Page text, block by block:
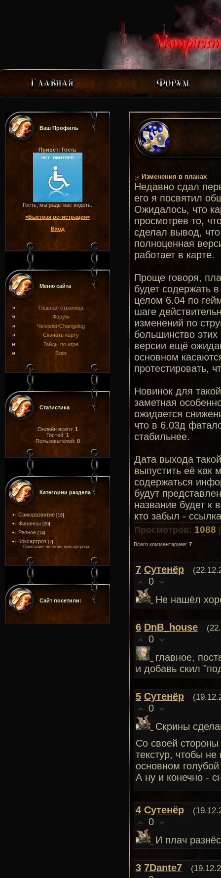
Ваш Профиль
Привет: Гость
Гость, мы рады вас видеть.
>Быстрая регистрация<
Вход
Меню сайта
Главная страница
Форум
Ченжлог/Changelog
Скачать карту
Гайды по игре
Блог
Статистика
Онлайн всего: 1
Гостей: 1
Пользователей: 0
Категории раздела
Саморазвитие [16]
Финансы [20]
Разное [14]
Коксартроз [2]
Описание лечения коксартроза
Сайт посетили:
Изменения в планах
Недавно сдал
его я посвятил
Ожидалось, что
просмотрев то,
сделал вывод,
полноценная
работает в карте.
Проще говоря,
будет содержать
целом 6.04 по
шаге
изменений по
большинство
версии ещё
основном
протестировать,
Новинок для
заметная
ожидается
что в 6.03д
стабильнее.
Дата выхода
выпустить её как
содержаться
будут
название будет к
кто забыл -
Просмотров: 1088
Всего комментариев: 7
7 Сутенёр
0
Не нашёл
6 DnB_house
0
главное,
и добавь скил
5 Сутенёр
0
Скрины
Со своей
текстур, чтобы
основном
А ну и конечно -
4 Сутенёр
0
И плач
3 7Dante7